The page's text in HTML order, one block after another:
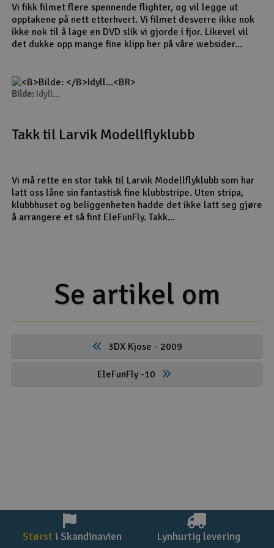
Vi fikk filmet flere spennende flighter, og vil legge ut
opptakene på nett etterhvert. Vi filmet desverre ikke nok
ikke nok til å lage en DVD slik vi gjorde i fjor. Likevel vil
det dukke opp mange fine klipp her på våre websider...
Bilde: Idyll...
Takk til Larvik Modellflyklubb
Vi må rette en stor takk til Larvik Modellflyklubb som har
latt oss låne sin fantastisk fine klubbstripe. Uten stripa,
klubbhuset og beliggenheten hadde det ikke latt seg gjøre
å arrangere et så fint EleFunFly. Takk...
Se artikel om
3DX Kjose - 2009
EleFunFly -10
Størst i Skandinavien Lynhurtig levering